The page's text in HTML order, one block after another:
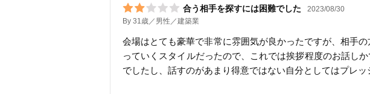
合う相手を探すには困難でした
2023/08/30
By 31歳／男性／建築業
会場はとても豪華で非常に雰囲気が良かったですが、相手
っていくスタイルだったので、これでは挨拶程度のお話し
でしたし、話すのがあまり得意ではない自分としてはプレッ